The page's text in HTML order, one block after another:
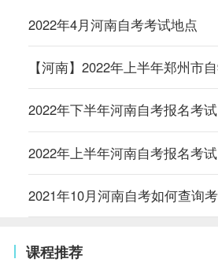
2022年4月河南自考考试地点
【河南】2022年上半年郑州市
2022年下半年河南自考报名考
2022年上半年河南自考报名考
2021年10月河南自考如何查询
课程推荐